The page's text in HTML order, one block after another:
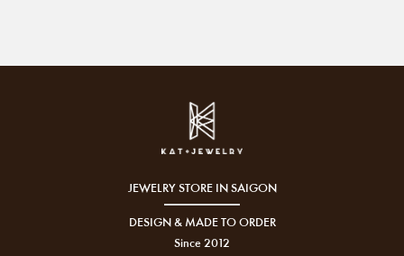
JEWELRY STORE IN SAIGON
DESIGN & MADE TO ORDER
Since 2012